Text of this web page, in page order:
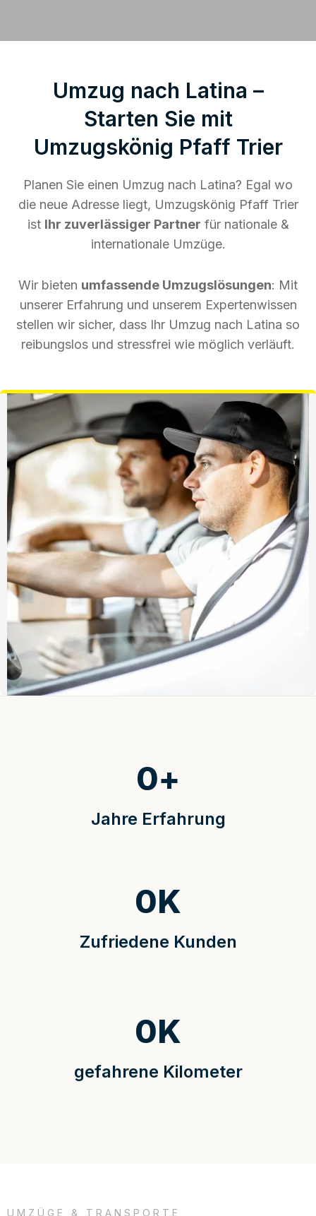
Umzug nach Latina –
Starten Sie mit
Umzugskönig Pfaff Trier
Planen Sie einen Umzug nach Latina? Egal wo
die neue Adresse liegt, Umzugskönig Pfaff Trier
ist Ihr zuverlässiger Partner für nationale &
internationale Umzüge.
Wir bieten umfassende Umzugslösungen: Mit
unserer Erfahrung und unserem Expertenwissen
stellen wir sicher, dass Ihr Umzug nach Latina so
reibungslos und stressfrei wie möglich verläuft.
Jahre Erfahrung
0+
Zufriedene Kunden
0K
gefahrene Kilometer
0K
UMZÜGE & TRANSPORTE